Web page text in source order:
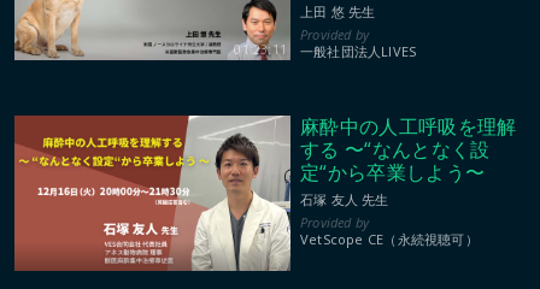
01:23:11
上田 悠 先生
一般社団法人LIVES
麻酔中の人工呼吸を理解
する 〜“なんとなく設
定“から卒業しよう〜
石塚 友人 先生
VetScope CE（永続視聴可）